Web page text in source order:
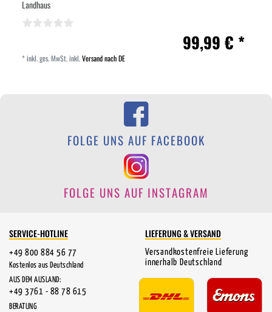
Landhaus
99,99 € *
*inkl. ges. MwSt.inkl.Versand nach DE
FOLGE UNS AUF FACEBOOK
FOLGE UNS AUF INSTAGRAM
SERVICE-HOTLINE
+49 800 884 56 77
Kostenlos aus Deutschland
AUS DEM AUSLAND:
+49 3761 - 88 78 615
BERATUNG
LIEFERUNG & VERSAND
Versandkostenfreie Lieferung
innerhalb Deutschland